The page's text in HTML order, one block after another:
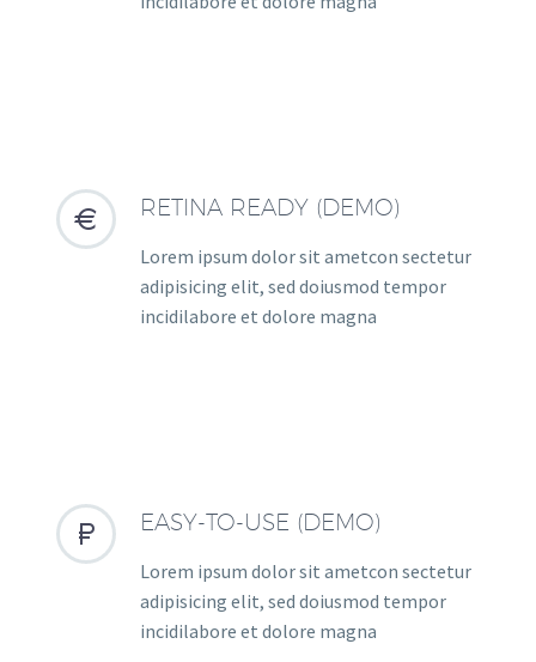

 RETINA READY (DEMO)
Lorem ipsum dolor sit ametcon sectetur
adipisicing elit, sed doiusmod tempor
incidilabore et dolore magna

 EASY-TO-USE (DEMO)
Lorem ipsum dolor sit ametcon sectetur
adipisicing elit, sed doiusmod tempor
incidilabore et dolore magna